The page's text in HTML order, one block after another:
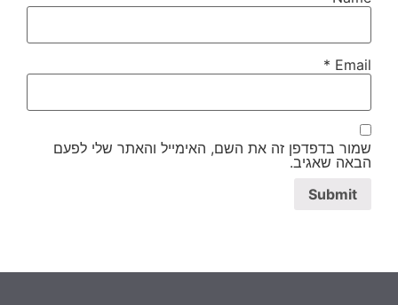
Email
*
שמור בדפדפן זה את השם, האימייל והאתר שלי לפעם
הבאה שאגיב.